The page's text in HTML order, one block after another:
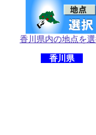
香川県内の地点を
香川県